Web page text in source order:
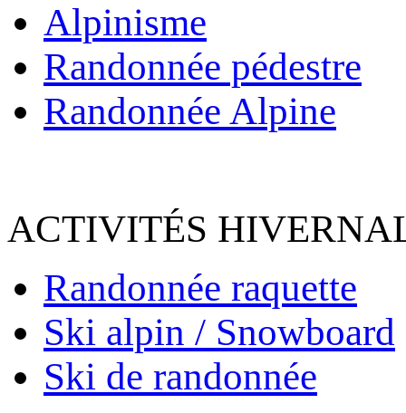
Alpinisme
Randonnée pédestre
Randonnée Alpine
ACTIVITÉS
Randonnée raquette
Ski alpin / Snowboard
Ski de randonnée